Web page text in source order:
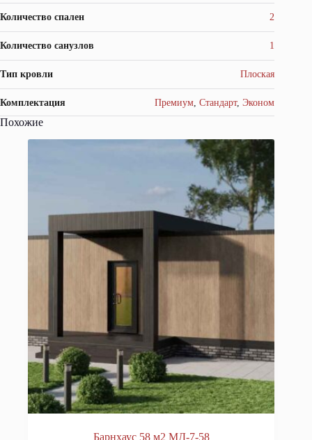
Количество спален 2
Количество санузлов 1
Тип кровли Плоская
Комплектация Премиум,Стандарт,Эконом
Похожие
Барнхаус 58 м2 МД-7-58